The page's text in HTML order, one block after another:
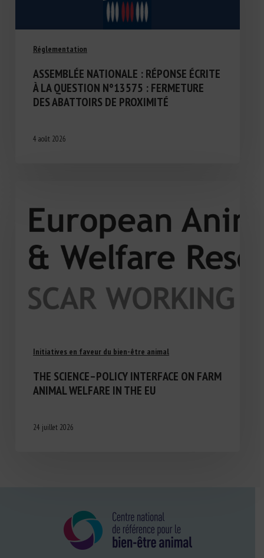
Réglementation
ASSEMBLÉE NATIONALE : RÉPONSE ÉCRITE
À LA QUESTION N°13575 : FERMETURE
DES ABATTOIRS DE PROXIMITÉ
4 août 2026
Initiatives en faveur du bien-être animal
THE SCIENCE–POLICY INTERFACE ON FARM
ANIMAL WELFARE IN THE EU
24 juillet 2026